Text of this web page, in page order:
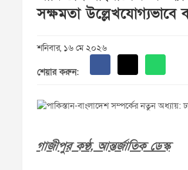
সক্ষমতা উল্লেখযোগ্যভাবে
শনিবার, ১৬ মে ২০২৬
শেয়ার করুন:
গাজীপুর কণ্ঠ, আন্তর্জাতিক ডেস্ক